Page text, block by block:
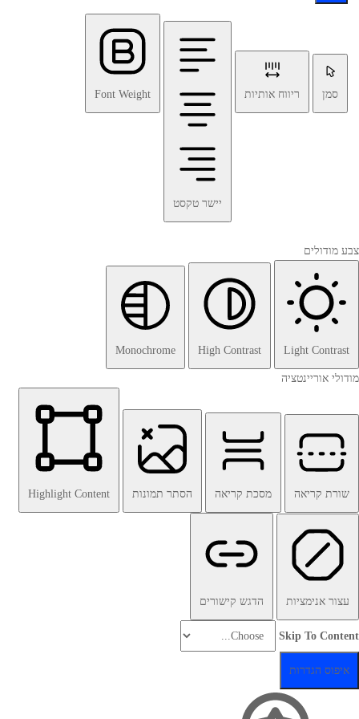
סמן ריווח אותיות
יישר טקסט
Font Weight
צבע מודולים
Light Contrast
High Contrast
Monochrome
מודולי אוריינטציה
שורת קריאה מסכת קריאה הסתר תמונות Highlight Content
עצור אנימציות הדגש קישורים
Skip To Content
איפוס הגדרות